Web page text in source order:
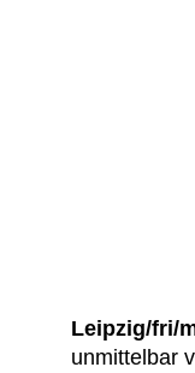
Leipzig/fri/
unmittelbar